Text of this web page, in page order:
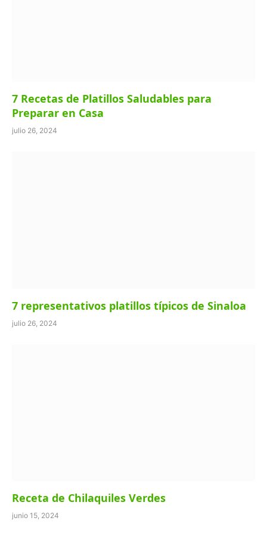
7 Recetas de Platillos Saludables para
Preparar en Casa
julio 26, 2024
7 representativos platillos típicos de Sinaloa
julio 26, 2024
Receta de Chilaquiles Verdes
junio 15, 2024